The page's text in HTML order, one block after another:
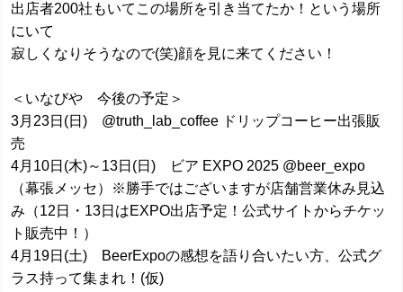
出店者200社もいてこの場所を引き当てたか！という場所
にいて
寂しくなりそうなので(笑)顔を見に来てください！
＜いなびや 今後の予定＞
3月23日(日) @truth_lab_coffee ドリップコーヒー出張販
売
4月10日(木)～13日(日) ビア EXPO 2025 @beer_expo
（幕張メッセ）※勝手ではございますが店舗営業休み見込
み（12日・13日はEXPO出店予定！公式サイトからチケッ
ト販売中！）
4月19日(土) BeerExpoの感想を語り合いたい方、公式グ
ラス持って集まれ！(仮)